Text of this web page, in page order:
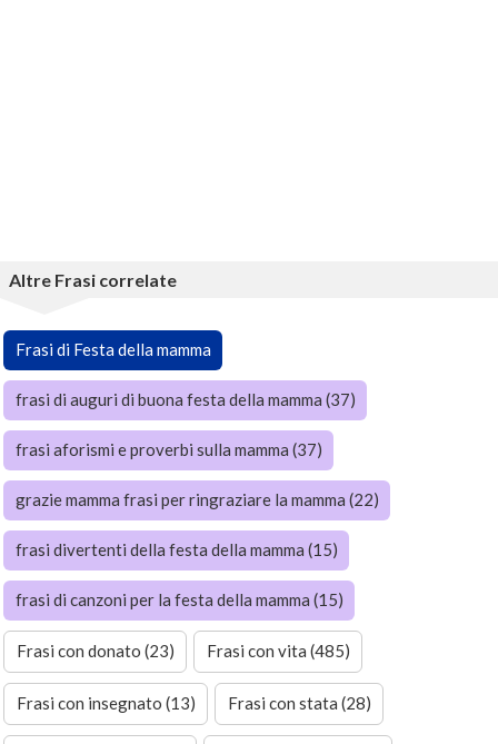
Altre Frasi correlate
Frasi di Festa della mamma
frasi di auguri di buona festa della mamma (37)
frasi aforismi e proverbi sulla mamma (37)
grazie mamma frasi per ringraziare la mamma (22)
frasi divertenti della festa della mamma (15)
frasi di canzoni per la festa della mamma (15)
Frasi con donato (23) Frasi con vita (485)
Frasi con insegnato (13) Frasi con stata (28)